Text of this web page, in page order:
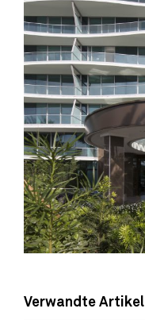
Verwandte Artikel